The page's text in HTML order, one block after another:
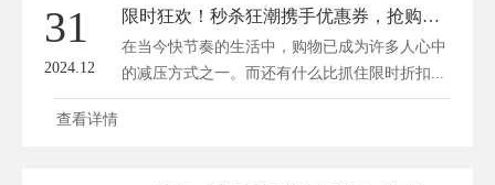
31
2024.12
限时狂欢！秒杀狂潮携手优惠券，抢购折扣狂欢不止一刻！
在当今快节奏的生活中，购物已成为许多人心中
的减压方式之一。而还有什么比抓住限时折扣...
查看详情